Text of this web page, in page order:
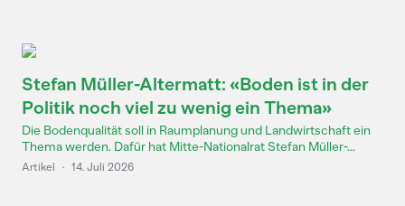
Stefan Müller-Altermatt: «Boden ist in der
Politik noch viel zu wenig ein Thema»
Die Bodenqualität soll in Raumplanung und Landwirtschaft ein
Thema werden. Dafür hat Mitte-Nationalrat Stefan Müller-...
Artikel · 14. Juli 2026